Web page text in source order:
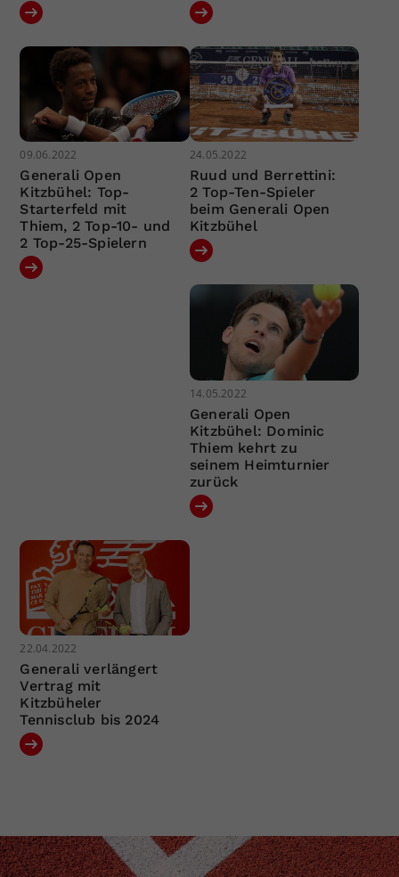
09.06.2022
Generali Open
Kitzbühel: Top-
Starterfeld mit
Thiem, 2 Top-10- und
2 Top-25-Spielern
24.05.2022
Ruud und Berrettini:
2 Top-Ten-Spieler
beim Generali Open
Kitzbühel
14.05.2022
Generali Open
Kitzbühel: Dominic
Thiem kehrt zu
seinem Heimturnier
zurück
22.04.2022
Generali verlängert
Vertrag mit
Kitzbüheler
Tennisclub bis 2024